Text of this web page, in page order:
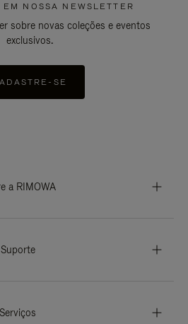
NOSSA NEWSLETTER
sobre novas coleções e eventos
exclusivos.
SE
a RIMOWA
Suporte
Serviços